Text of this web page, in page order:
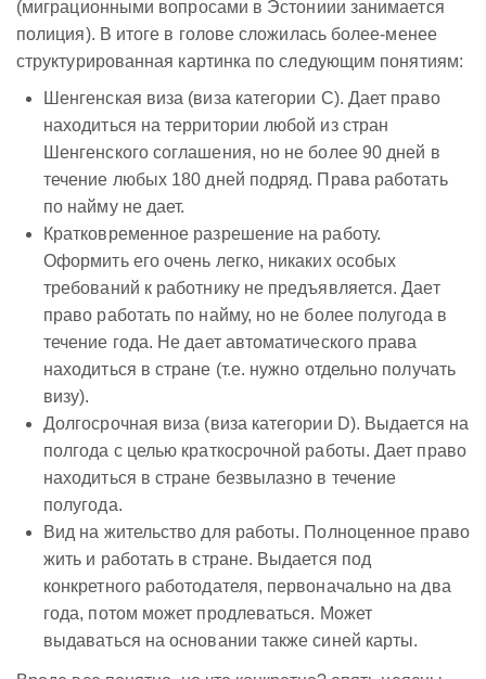
(миграционными вопросами в Эстониии занимается
полиция). В итоге в голове сложилась более-менее
структурированная картинка по следующим понятиям:
Шенгенская виза (виза категории C). Дает право
находиться на территории любой из стран
Шенгенского соглашения, но не более 90 дней в
течение любых 180 дней подряд. Права работать
по найму не дает.
Кратковременное разрешение на работу.
Оформить его очень легко, никаких особых
требований к работнику не предъявляется. Дает
право работать по найму, но не более полугода в
течение года. Не дает автоматического права
находиться в стране (т.е. нужно отдельно получать
визу).
Долгосрочная виза (виза категории D). Выдается на
полгода с целью краткосрочной работы. Дает право
находиться в стране безвылазно в течение
полугода.
Вид на жительство для работы. Полноценное право
жить и работать в стране. Выдается под
конкретного работодателя, первоначально на два
года, потом может продлеваться. Может
выдаваться на основании также синей карты.